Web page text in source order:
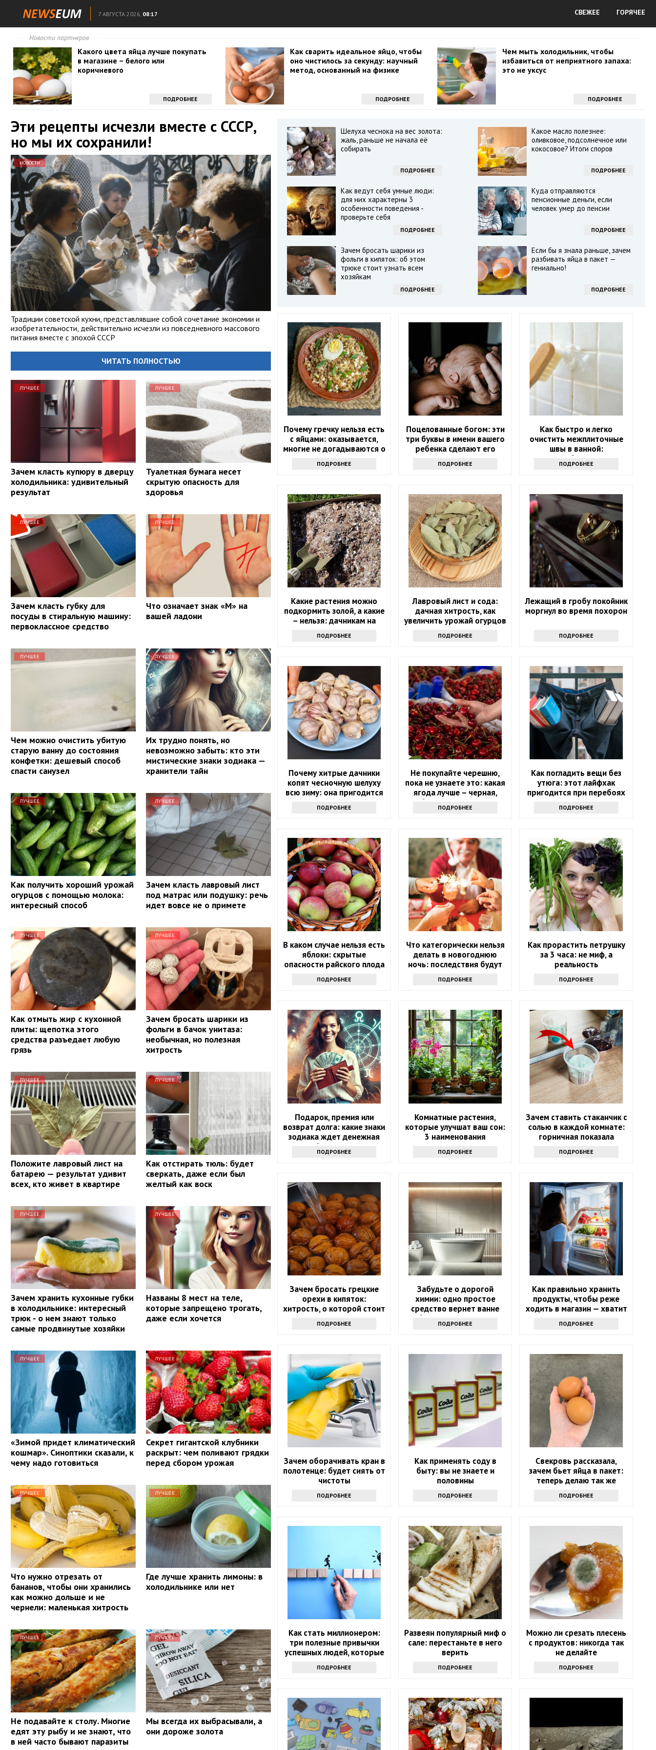
7 АВГУСТА 2026, 08:17 СВЕЖЕЕ ГОРЯЧЕЕ
Новости партнеров
Какого цвета яйца лучше покупать
в магазине – белого или
коричневого
ПОДРОБНЕЕ
Как сварить идеальное яйцо, чтобы
оно чистилось за секунду: научный
метод, основанный на физике
ПОДРОБНЕЕ
Чем мыть холодильник, чтобы
избавиться от неприятного запаха:
это не уксус
ПОДРОБНЕЕ
Эти рецепты исчезли вместе с СССР,
но мы их сохранили!
НОВОСТИ
Традиции советской кухни, представлявшие собой сочетание экономии и
изобретательности, действительно исчезли из повседневного массового
питания вместе с эпохой СССР
ЧИТАТЬ ПОЛНОСТЬЮ
ЛУЧШЕЕ
Зачем класть купюру в дверцу
холодильника: удивительный
результат
ЛУЧШЕЕ
Туалетная бумага несет
скрытую опасность для
здоровья
ЛУЧШЕЕ
Зачем класть губку для
посуды в стиральную машину:
первоклассное средство
ЛУЧШЕЕ
Что означает знак «М» на
вашей ладони
ЛУЧШЕЕ
Чем можно очистить убитую
старую ванну до состояния
конфетки: дешевый способ
спасти санузел
ЛУЧШЕЕ
Их трудно понять, но
невозможно забыть: кто эти
мистические знаки зодиака —
хранители тайн
ЛУЧШЕЕ
Как получить хороший урожай
огурцов с помощью молока:
интересный способ
ЛУЧШЕЕ
Зачем класть лавровый лист
под матрас или подушку: речь
идет вовсе не о примете
ЛУЧШЕЕ
Как отмыть жир с кухонной
плиты: щепотка этого
средства разъедает любую
грязь
ЛУЧШЕЕ
Зачем бросать шарики из
фольги в бачок унитаза:
необычная, но полезная
хитрость
ЛУЧШЕЕ
Положите лавровый лист на
батарею — результат удивит
всех, кто живет в квартире
ЛУЧШЕЕ
Как отстирать тюль: будет
сверкать, даже если был
желтый как воск
ЛУЧШЕЕ
Зачем хранить кухонные губки
в холодильнике: интересный
трюк - о нем знают только
самые продвинутые хозяйки
ЛУЧШЕЕ
Названы 8 мест на теле,
которые запрещено трогать,
даже если хочется
ЛУЧШЕЕ
«Зимой придет климатический
кошмар». Синоптики сказали, к
чему надо готовиться
ЛУЧШЕЕ
Секрет гигантской клубники
раскрыт: чем поливают грядки
перед сбором урожая
ЛУЧШЕЕ
Что нужно отрезать от
бананов, чтобы они хранились
как можно дольше и не
чернели: маленькая хитрость
ЛУЧШЕЕ
Где лучше хранить лимоны: в
холодильнике или нет
ЛУЧШЕЕ
Не подавайте к столу. Многие
едят эту рыбу и не знают, что
в ней часто бывают паразиты
ЛУЧШЕЕ
Мы всегда их выбрасывали, а
они дороже золота
Шелуха чеснока на вес золота:
жаль, раньше не начала её
собирать
ПОДРОБНЕЕ
Какое масло полезнее:
оливковое, подсолнечное или
кокосовое? Итоги споров
ПОДРОБНЕЕ
Как ведут себя умные люди:
для них характерны 3
особенности поведения -
проверьте себя
ПОДРОБНЕЕ
Куда отправляются
пенсионные деньги, если
человек умер до пенсии
ПОДРОБНЕЕ
Зачем бросать шарики из
фольги в кипяток: об этом
трюке стоит узнать всем
хозяйкам
ПОДРОБНЕЕ
Если бы я знала раньше, зачем
разбивать яйца в пакет —
гениально!
ПОДРОБНЕЕ
Почему гречку нельзя есть
с яйцами: оказывается,
многие не догадываются о
ПОДРОБНЕЕ
Поцелованные богом: эти
три буквы в имени вашего
ребенка сделают его
ПОДРОБНЕЕ
Как быстро и легко
очистить межплиточные
швы в ванной:
понадобится соль
ПОДРОБНЕЕ
Какие растения можно
подкормить золой, а какие
– нельзя: дачникам на
ПОДРОБНЕЕ
Лавровый лист и сода:
дачная хитрость, как
увеличить урожай огурцов
ПОДРОБНЕЕ
Лежащий в гробу покойник
моргнул во время похорон
ПОДРОБНЕЕ
Почему хитрые дачники
копят чесночную шелуху
всю зиму: она пригодится
весной
ПОДРОБНЕЕ
Не покупайте черешню,
пока не узнаете это: какая
ягода лучше – черная,
белая или розовая
ПОДРОБНЕЕ
Как погладить вещи без
утюга: этот лайфхак
пригодится при перебоях
ПОДРОБНЕЕ
В каком случае нельзя есть
яблоки: скрытые
опасности райского плода
ПОДРОБНЕЕ
Что категорически нельзя
делать в новогоднюю
ночь: последствия будут
на весь следующий год
ПОДРОБНЕЕ
Как прорастить петрушку
за 3 часа: не миф, а
реальность
ПОДРОБНЕЕ
Подарок, премия или
возврат долга: какие знаки
зодиака ждет денежная
удача в ближайшие 5 дней
ПОДРОБНЕЕ
Комнатные растения,
которые улучшат ваш сон:
3 наименования
ПОДРОБНЕЕ
Зачем ставить стаканчик с
солью в каждой комнате:
горничная показала
ПОДРОБНЕЕ
Зачем бросать грецкие
орехи в кипяток:
хитрость, о которой стоит
ПОДРОБНЕЕ
Забудьте о дорогой
химии: одно простое
средство вернет ванне
белизну за 10 минут
ПОДРОБНЕЕ
Как правильно хранить
продукты, чтобы реже
ходить в магазин — хватит
ПОДРОБНЕЕ
Зачем оборачивать кран в
полотенце: будет сиять от
чистоты
ПОДРОБНЕЕ
Как применять соду в
быту: вы не знаете и
половины
ПОДРОБНЕЕ
Свекровь рассказала,
зачем бьет яйца в пакет:
теперь делаю так же
ПОДРОБНЕЕ
Как стать миллионером:
три полезные привычки
успешных людей, которые
ПОДРОБНЕЕ
Развеян популярный миф о
сале: перестаньте в него
верить
ПОДРОБНЕЕ
Можно ли срезать плесень
с продуктов: никогда так
не делайте
ПОДРОБНЕЕ